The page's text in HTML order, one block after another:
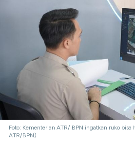
Foto: Kementerian ATR/ BPN ingatkan ruko
ATR/BPN)